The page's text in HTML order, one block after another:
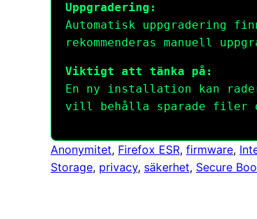
Uppgradering:
Automatisk uppgradering
rekommenderas manuell
Viktigt att tänka på:
En ny installation kan
vill behålla sparade filer
Anonymitet, Firefox ESR, firmware,
Storage, privacy, säkerhet, Secure